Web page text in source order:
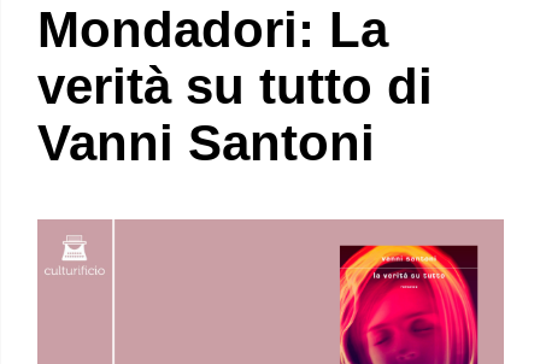
Mondadori: La
verità su tutto di
Vanni Santoni